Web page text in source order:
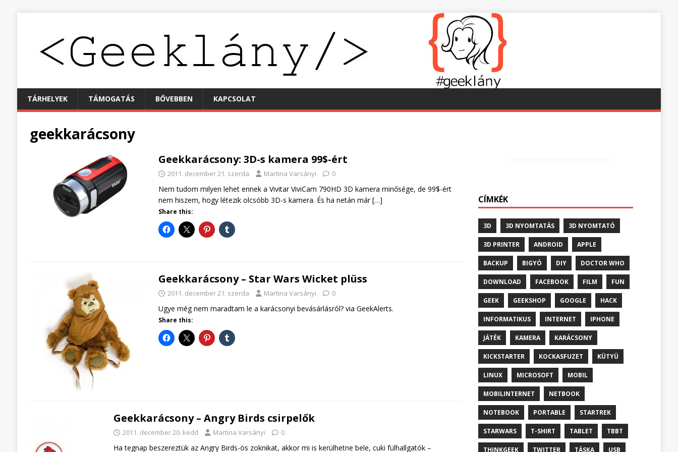
TÁRHELYEK TÁMOGATÁS BŐVEBBEN KAPCSOLAT
geekkarácsony
Geekkarácsony: 3D-s kamera 99$-ért
2011. december 21. szerda Martina Varsányi 0
Nem tudom milyen lehet ennek a Vivitar ViviCam 790HD 3D kamera minősége, de 99$-ért
nem hiszem, hogy létezik olcsóbb 3D-s kamera. És ha netán már[…]
Share this:
Geekkarácsony – Star Wars Wicket plüss
2011. december 21. szerda Martina Varsányi 0
Ugye még nem maradtam le a karácsonyi bevásárlásról? via GeekAlerts.
Share this:
Geekkarácsony – Angry Birds csirpelők
2011. december 20. kedd Martina Varsányi 0
Ha tegnap beszereztük az Angry Birds-ös zoknikat, akkor mi is kerülhetne bele, cuki fülhallgatók –
CÍMKÉK
3D 3D NYOMTATÁS 3D NYOMTATÓ
3D PRINTER ANDROID APPLE
BACKUP BIGYÓ DIY DOCTOR WHO
DOWNLOAD FACEBOOK FILM FUN
GEEK GEEKSHOP GOOGLE HACK
INFORMATIKUS INTERNET IPHONE
JÁTÉK KAMERA KARÁCSONY
KICKSTARTER KOCKASFUZET KÜTYÜ
LINUX MICROSOFT MOBIL
MOBILINTERNET NETBOOK
NOTEBOOK PORTABLE STARTREK
STARWARS T-SHIRT TABLET TBBT
THINKGEEK TWITTER TÁSKA USB